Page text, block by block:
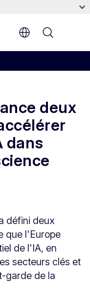
deux
dans
défini deux
que l'Europe
de l'IA, en
secteurs clés et
garde de la